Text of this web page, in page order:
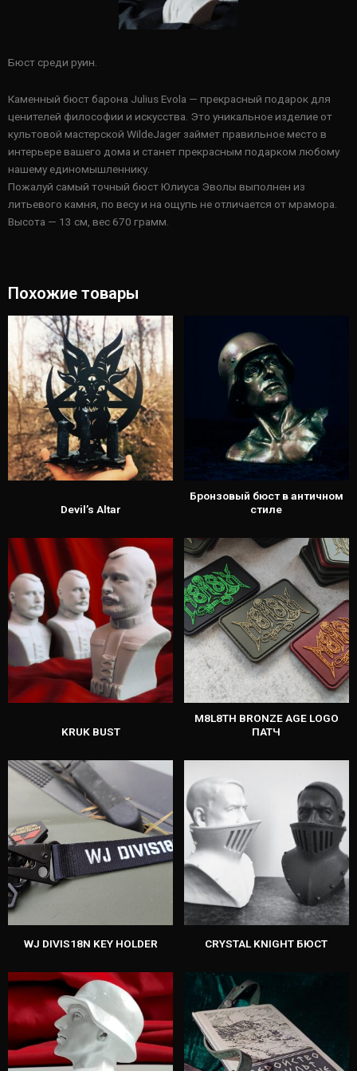
Бюст среди руин.
Каменный бюст барона Julius Evola — прекрасный подарок для
ценителей философии и искусства. Это уникальное изделие от
культовой мастерской WildeJager займет правильное место в
интерьере вашего дома и станет прекрасным подарком любому
нашему единомышленнику.
Пожалуй самый точный бюст Юлиуса Эволы выполнен из
литьевого камня, по весу и на ощупь не отличается от мрамора.
Высота — 13 см, вес 670 грамм.
Похожие товары
Devil’s Altar
Бронзовый бюст в античном
стиле
KRUK BUST
M8L8TH BRONZE AGE LOGO
ПАТЧ
WJ DIVIS18N KEY HOLDER CRYSTAL KNIGHT БЮСТ